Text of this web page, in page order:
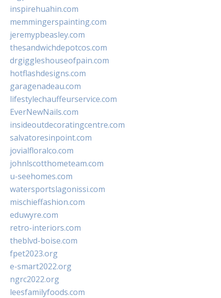
inspirehuahin.com
memmingerspainting.com
jeremypbeasley.com
thesandwichdepotcos.com
drgiggleshouseofpain.com
hotflashdesigns.com
garagenadeau.com
lifestylechauffeurservice.com
EverNewNails.com
insideoutdecoratingcentre.com
salvatoresinpoint.com
jovialfloralco.com
johnlscotthometeam.com
u-seehomes.com
watersportslagonissi.com
mischieffashion.com
eduwyre.com
retro-interiors.com
theblvd-boise.com
fpet2023.org
e-smart2022.org
ngrc2022.org
leesfamilyfoods.com